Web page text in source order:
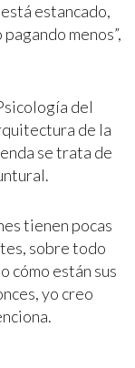
estancado,
menos”,
del
de la
se trata de
tienen pocas
sobre todo
cómo están sus
yo creo